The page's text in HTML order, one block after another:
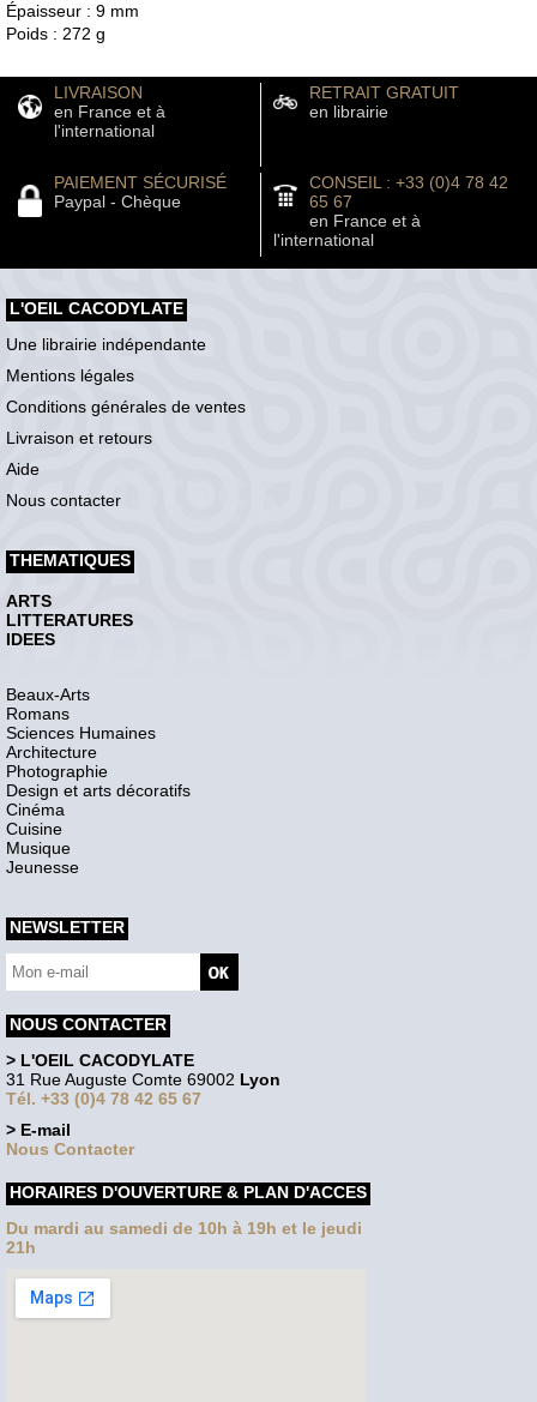
Épaisseur : 9 mm
Poids : 272 g
LIVRAISON
en France et à
l'international
RETRAIT GRATUIT
en librairie
PAIEMENT SÉCURISÉ
Paypal - Chèque
CONSEIL : +33 (0)4 78 42
65 67
en France et à
l'international
L'OEIL CACODYLATE
Une librairie indépendante
Mentions légales
Conditions générales de ventes
Livraison et retours
Aide
Nous contacter
THEMATIQUES
ARTS
LITTERATURES
IDEES
Beaux-Arts
Romans
Sciences Humaines
Architecture
Photographie
Design et arts décoratifs
Cinéma
Cuisine
Musique
Jeunesse
NEWSLETTER
NOUS CONTACTER
> L'OEIL CACODYLATE
31 Rue Auguste Comte 69002 Lyon
Tél. +33 (0)4 78 42 65 67
> E-mail
Nous Contacter
HORAIRES D'OUVERTURE & PLAN D'ACCES
Du mardi au samedi de 10h à 19h et le jeudi
21h